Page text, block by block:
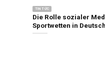
TIN TỨC
Die Rolle sozialer
Sportwetten in